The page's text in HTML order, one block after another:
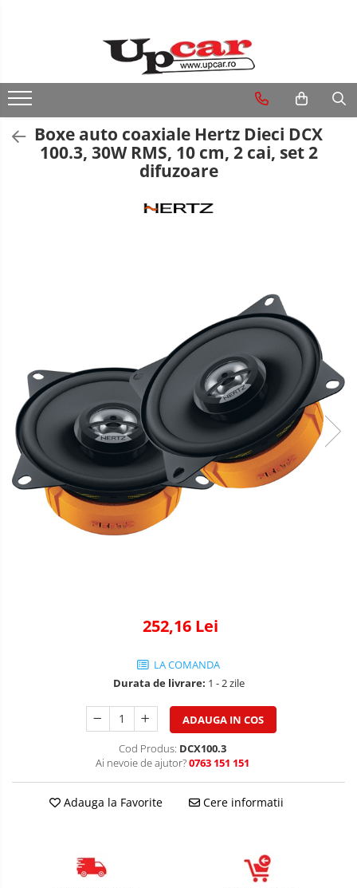
Electrice si Electronice
Electrocasnice Mici
Boxe auto coaxiale Hertz Dieci DCX
100.3, 30W RMS, 10 cm, 2 cai, set 2
difuzoare
252,16 Lei
LA COMANDA
Durata de livrare: 1 - 2 zile
ADAUGA IN COS
Cod Produs: DCX100.3
Ai nevoie de ajutor?0763 151 151
Adauga la Favorite Cere informatii